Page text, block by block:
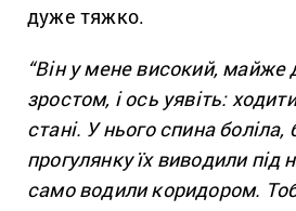
дуже тяжко.
“Він у мене високий, майже
зростом, і ось уявіть:
стані. У нього спина боліла,
прогулянку їх виводили під
само водили коридором.